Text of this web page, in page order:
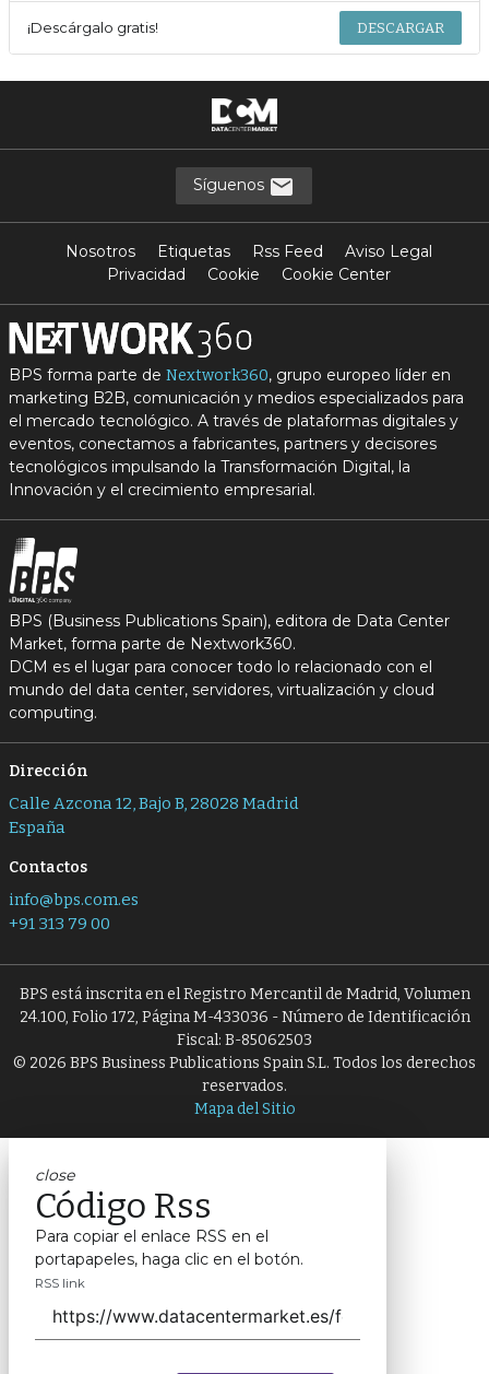
¡Descárgalo gratis! DESCARGAR
Síguenos
Nosotros Etiquetas Rss Feed
Aviso Legal
Privacidad
Cookie Cookie Center
BPS forma parte de Nextwork360, grupo europeo líder en
marketing B2B, comunicación y medios especializados para
el mercado tecnológico. A través de plataformas digitales y
eventos, conectamos a fabricantes, partners y decisores
tecnológicos impulsando la Transformación Digital, la
Innovación y el crecimiento empresarial.
BPS (Business Publications Spain), editora de Data Center
Market, forma parte de Nextwork360.
DCM es el lugar para conocer todo lo relacionado con el
mundo del data center, servidores, virtualización y cloud
computing.
Dirección
Calle Azcona 12, Bajo B, 28028 Madrid
España
Contactos
info@bps.com.es
+91 313 79 00
BPS está inscrita en el Registro Mercantil de Madrid, Volumen
24.100, Folio 172, Página M-433036 - Número de Identificación
Fiscal: B-85062503
© 2026 BPS Business Publications Spain S.L. Todos los derechos
reservados.
Mapa del Sitio
close
Código Rss
Para copiar el enlace RSS en el
portapapeles, haga clic en el botón.
RSS link